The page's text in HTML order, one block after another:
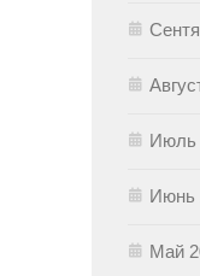
Июль
Июнь
Май